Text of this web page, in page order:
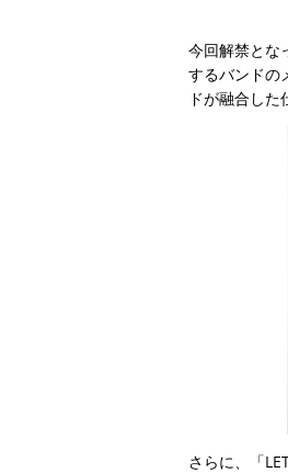
今回解禁とな
するバンドの
ドが融合した
さらに、「